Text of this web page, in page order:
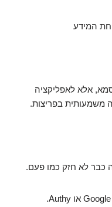
המידע
אלא לאפליקציה
משמעותית בפריצות.